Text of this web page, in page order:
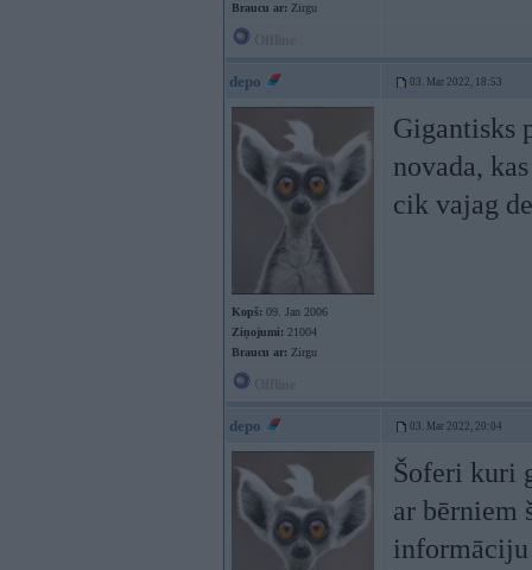
Braucu ar: Zirgu
depo 03. Mar 2022, 18:53
Kopš: 09. Jan 2006
Ziņojumi: 21004
Braucu ar: Zirgu
Gigantisks
novada,
cik vajag
depo 03. Mar 2022, 20:04
Šoferi kuri
ar bērniem
informāciju